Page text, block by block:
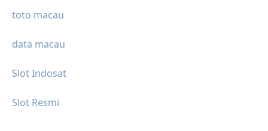
toto macau
data macau
Slot Indosat
Slot Resmi